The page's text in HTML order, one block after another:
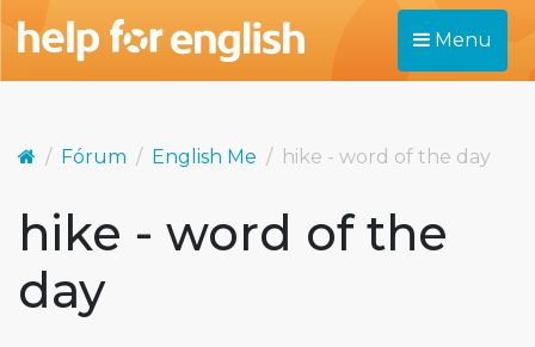
Menu
Fórum English Me hike - word of the day
hike - word of the
day